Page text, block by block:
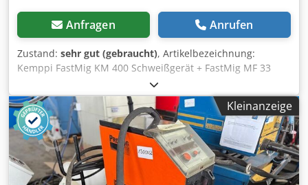
Anfragen Anrufen
Zustand: sehr gut (gebraucht), Artikelbezeichnung:
Kemppi FastMig KM 400 Schweißgerät + FastMig MF 33
Drahtvorschub ----- Dksdpozilhpsfx Anzer Zustand des
Artikels: Das Schweißgerät befindet sich in einem
tadellosen Zustand. Eine Besichtigung sowie ein
Funktionstest vor Ort sind jederzeit nach Absprache
möglich.
Kleinanzeige